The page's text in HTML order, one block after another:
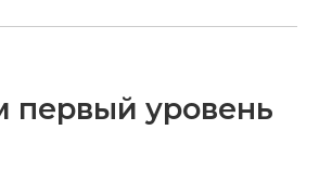
первый уровень